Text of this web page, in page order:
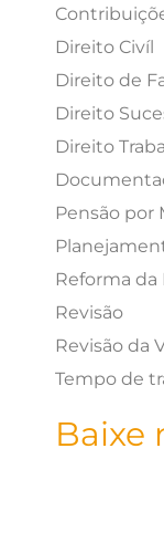
Direito Civíl
Direito de
Direito
Direito
Pensão por
Reforma da
Revisão
Revisão da
Tempo de
Baixe